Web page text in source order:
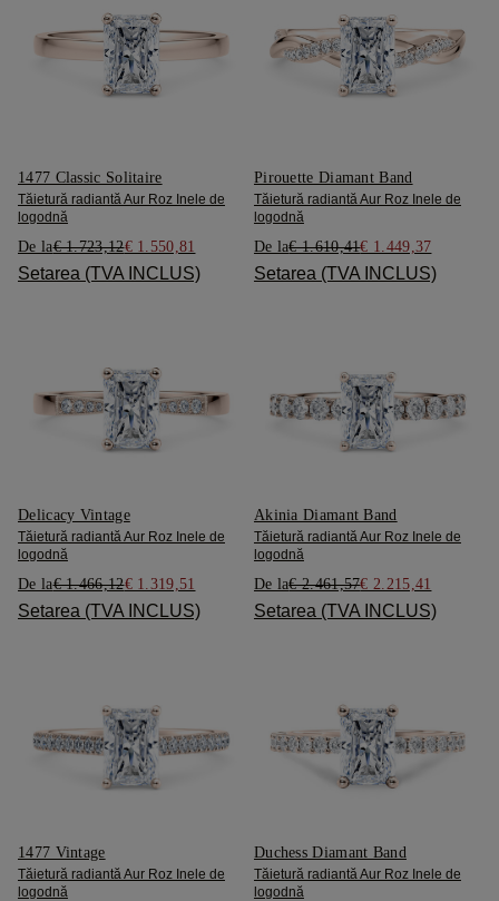
1477 Classic Solitaire
Tăietură radiantă Aur Roz Inele de
logodnă
De la€ 1.723,12€ 1.550,81
Setarea (TVA INCLUS)
Pirouette Diamant Band
Tăietură radiantă Aur Roz Inele de
logodnă
De la€ 1.610,41€ 1.449,37
Setarea (TVA INCLUS)
Delicacy Vintage
Tăietură radiantă Aur Roz Inele de
logodnă
De la€ 1.466,12€ 1.319,51
Setarea (TVA INCLUS)
Akinia Diamant Band
Tăietură radiantă Aur Roz Inele de
logodnă
De la€ 2.461,57€ 2.215,41
Setarea (TVA INCLUS)
1477 Vintage
Tăietură radiantă Aur Roz Inele de
logodnă
Duchess Diamant Band
Tăietură radiantă Aur Roz Inele de
logodnă